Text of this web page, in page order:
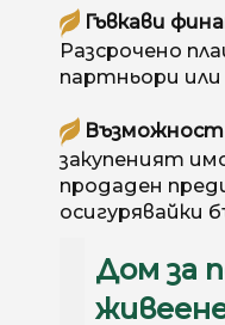
Гъвкави
Разсрочено
партньори или
Възможност
закупеният
продаден
осигурявайки
Дом за